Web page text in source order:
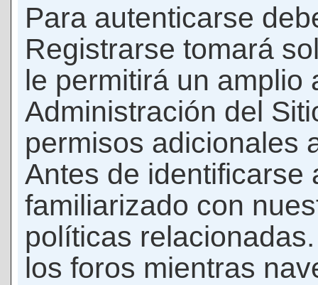
Para autenticarse
Registrarse tomará
le permitirá un amplio
Administración del
permisos adicionales
Antes de identificarse
familiarizado con
políticas
los foros mientras